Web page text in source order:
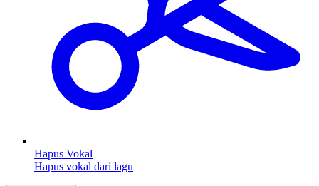
Hapus Vokal
Hapus vokal dari lagu